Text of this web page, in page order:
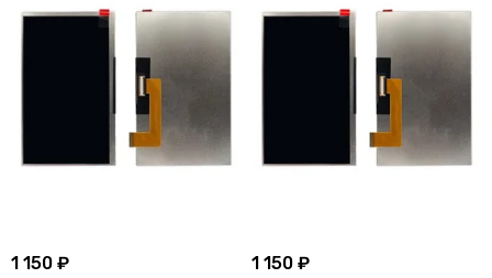
1 150 ₽ 1 150 ₽